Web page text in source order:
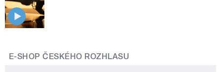
E-SHOP ČESKÉHO ROZHLASU